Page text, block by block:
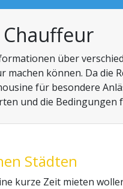
über
können. Da
für besondere
und die
Städten
kurze Zeit mieten